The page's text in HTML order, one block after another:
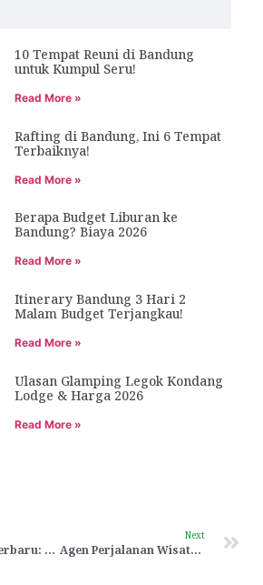
10 Tempat Reuni di Bandung
untuk Kumpul Seru!
Read More »
Rafting di Bandung, Ini 6 Tempat
Terbaiknya!
Read More »
Berapa Budget Liburan ke
Bandung? Biaya 2026
Read More »
Itinerary Bandung 3 Hari 2
Malam Budget Terjangkau!
Read More »
Ulasan Glamping Legok Kondang
Lodge & Harga 2026
Read More »
Wisata Jogja Terbaru: Tempat Hits yang Harus Kamu Kunjungi Sekarang!
Next
Agen Perjalanan Wisata Bandung